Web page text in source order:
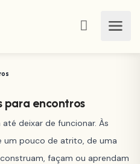
para encontros
deixar de funcionar. Às
um pouco de atrito, de uma
façam ou aprendam